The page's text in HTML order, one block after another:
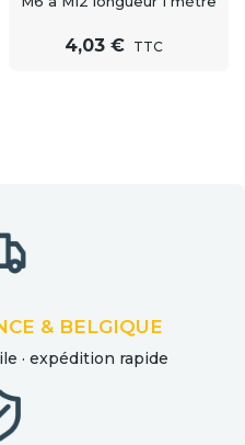
4,03 € TTC
& BELGIQUE
· expédition rapide